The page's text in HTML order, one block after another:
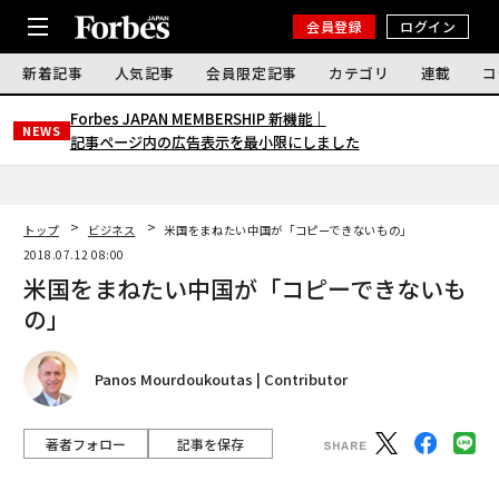
会員登録 ログイン
新着記事 人気記事 会員限定記事 カテゴリ 連載
NEWS
Forbes JAPAN MEMBERSHIP 新機能｜
記事ページ内の広告表示を最小限にしました
トップ ビジネス
米国をまねたい中国が「コピーできないもの」
2018.07.12 08:00
米国をまねたい中国が「コピーできないも
の」
Panos Mourdoukoutas | Contributor
著者フォロー 記事を保存